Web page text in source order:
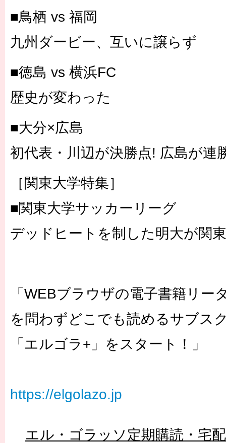
■鳥栖 vs 福岡
九州ダービー、互いに譲らず
■徳島 vs 横浜FC
歴史が変わった
■大分×広島
初代表・川辺が決勝点! 広島が連
［関東大学特集］
■関東大学サッカーリーグ
デッドヒートを制した明大が関
「WEBブラウザの電子書籍リー
を問わずどこでも読めるサブス
「エルゴラ+ 」をスタート！」
https://elgolazo.jp
エル・ゴラッソ定期購読・宅